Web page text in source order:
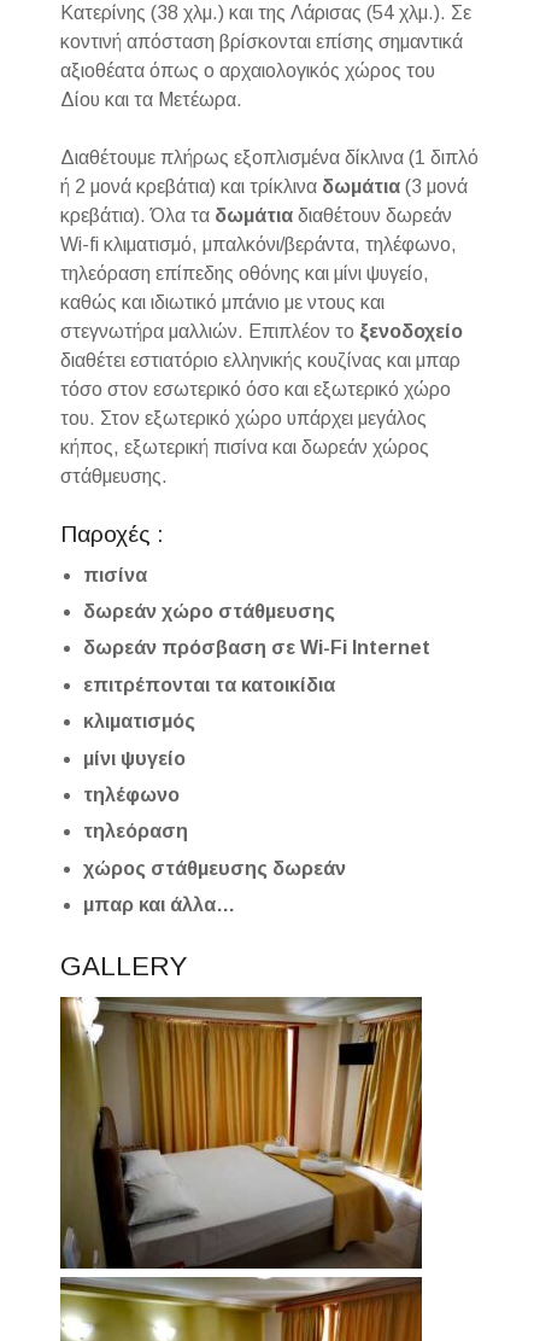
Κατερίνης (38 χλμ.) και της Λάρισας (54 χλμ.). Σε
κοντινή απόσταση βρίσκονται επίσης σημαντικά
αξιοθέατα όπως ο αρχαιολογικός χώρος του
Δίου και τα Μετέωρα.
Διαθέτουμε πλήρως εξοπλισμένα δίκλινα (1 διπλό
ή 2 μονά κρεβάτια) και τρίκλινα δωμάτια (3 μονά
κρεβάτια). Όλα τα δωμάτια διαθέτουν δωρεάν
Wi-fi κλιματισμό, μπαλκόνι/βεράντα, τηλέφωνο,
τηλεόραση επίπεδης οθόνης και μίνι ψυγείο,
καθώς και ιδιωτικό μπάνιο με ντους και
στεγνωτήρα μαλλιών. Επιπλέον το ξενοδοχείο
διαθέτει εστιατόριο ελληνικής κουζίνας και μπαρ
τόσο στον εσωτερικό όσο και εξωτερικό χώρο
του. Στον εξωτερικό χώρο υπάρχει μεγάλος
κήπος, εξωτερική πισίνα και δωρεάν χώρος
στάθμευσης.
Παροχές :
πισίνα
δωρεάν χώρο στάθμευσης
δωρεάν πρόσβαση σε Wi-Fi Internet
επιτρέπονται τα κατοικίδια
κλιματισμός
μίνι ψυγείο
τηλέφωνο
τηλεόραση
χώρος στάθμευσης δωρεάν
μπαρ και άλλα…
GALLERY